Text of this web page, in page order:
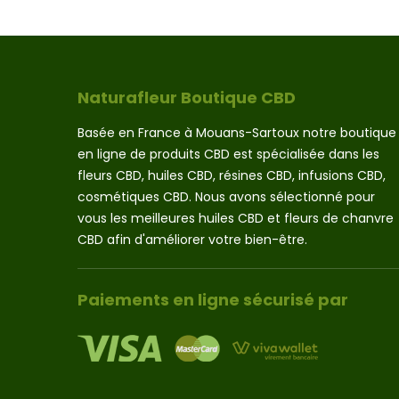
peuvent
choisies
sur
la
page
du
produit
Naturafleur Boutique CBD
Basée en France à Mouans-Sartoux notre boutique
en ligne de produits CBD est spécialisée dans les
fleurs CBD, huiles CBD, résines CBD, infusions CBD,
cosmétiques CBD. Nous avons sélectionné pour
vous les meilleures huiles CBD et fleurs de chanvre
CBD afin d'améliorer votre bien-être.
Paiements en ligne sécurisé par